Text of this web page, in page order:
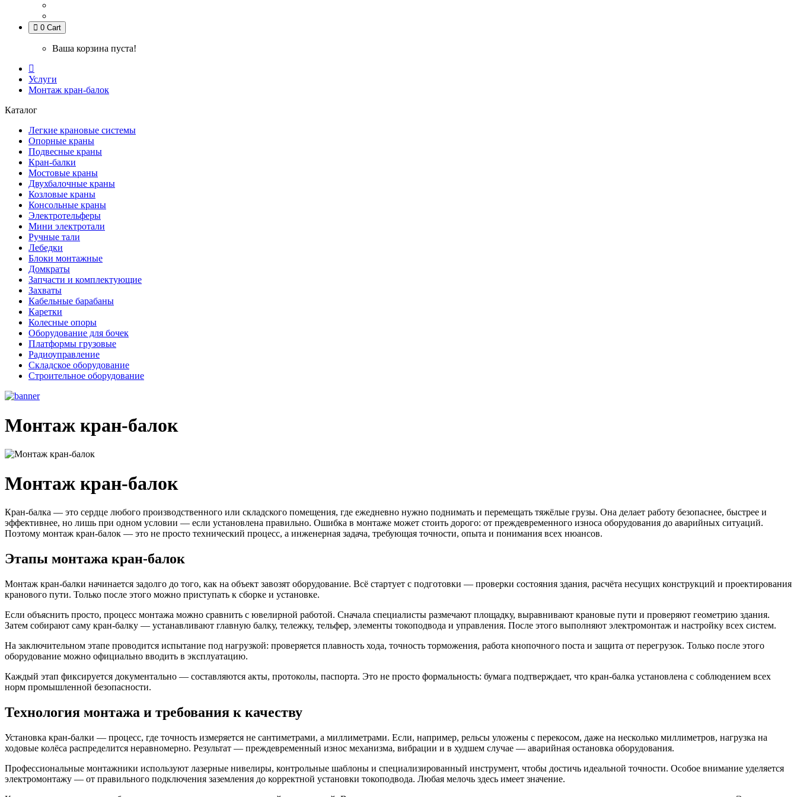
0 Cart
Ваша корзина пуста!
Услуги
Монтаж кран-балок
Каталог
Легкие крановые системы
Опорные краны
Подвесные краны
Кран-балки
Мостовые краны
Двухбалочные краны
Козловые краны
Консольные краны
Электротельферы
Мини электротали
Ручные тали
Лебедки
Блоки монтажные
Домкраты
Запчасти и комплектующие
Захваты
Кабельные барабаны
Каретки
Колесные опоры
Оборудование для бочек
Платформы грузовые
Радиоуправление
Складское оборудование
Строительное оборудование
Монтаж кран-балок
Монтаж кран-балок
Кран-балка — это сердце любого производственного или складского помещения, где ежедневно нужно поднимать и перемещать тяжёлые грузы. Она делает работу безопаснее, быстрее и
эффективнее, но лишь при одном условии — если установлена правильно. Ошибка в монтаже может стоить дорого: от преждевременного износа оборудования до аварийных ситуаций.
Поэтому монтаж кран-балок — это не просто технический процесс, а инженерная задача, требующая точности, опыта и понимания всех нюансов.
Этапы монтажа кран-балок
Монтаж кран-балки начинается задолго до того, как на объект завозят оборудование. Всё стартует с подготовки — проверки состояния здания, расчёта несущих конструкций и проектирования
кранового пути. Только после этого можно приступать к сборке и установке.
Если объяснить просто, процесс монтажа можно сравнить с ювелирной работой. Сначала специалисты размечают площадку, выравнивают крановые пути и проверяют геометрию здания.
Затем собирают саму кран-балку — устанавливают главную балку, тележку, тельфер, элементы токоподвода и управления. После этого выполняют электромонтаж и настройку всех систем.
На заключительном этапе проводится испытание под нагрузкой: проверяется плавность хода, точность торможения, работа кнопочного поста и защита от перегрузок. Только после этого
оборудование можно официально вводить в эксплуатацию.
Каждый этап фиксируется документально — составляются акты, протоколы, паспорта. Это не просто формальность: бумага подтверждает, что кран-балка установлена с соблюдением всех
норм промышленной безопасности.
Технология монтажа и требования к качеству
Установка кран-балки — процесс, где точность измеряется не сантиметрами, а миллиметрами. Если, например, рельсы уложены с перекосом, даже на несколько миллиметров, нагрузка на
ходовые колёса распределится неравномерно. Результат — преждевременный износ механизма, вибрации и в худшем случае — аварийная остановка оборудования.
Профессиональные монтажники используют лазерные нивелиры, контрольные шаблоны и специализированный инструмент, чтобы достичь идеальной точности. Особое внимание уделяется
электромонтажу — от правильного подключения заземления до корректной установки токоподвода. Любая мелочь здесь имеет значение.